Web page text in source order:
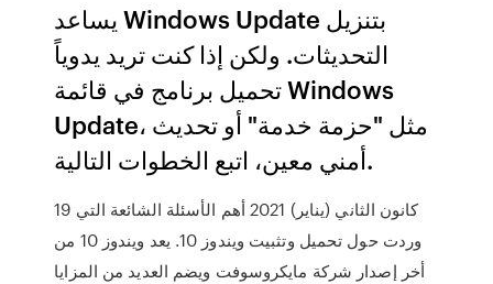
يساعد Windows Update بتنزيل
التحديثات. ولكن إذا كنت تريد يدوياً
تحميل برنامج في قائمة Windows
Update، مثل "حزمة خدمة" أو تحديث
أمني معين، اتبع الخطوات التالية.
19 كانون الثاني (يناير) 2021 أهم الأسئلة الشائعة التي
وردت حول تحميل وتثبيت ويندوز 10. يعد ويندوز 10 من
أخر إصدار شركة مايكروسوفت ويضم العديد من المزايا